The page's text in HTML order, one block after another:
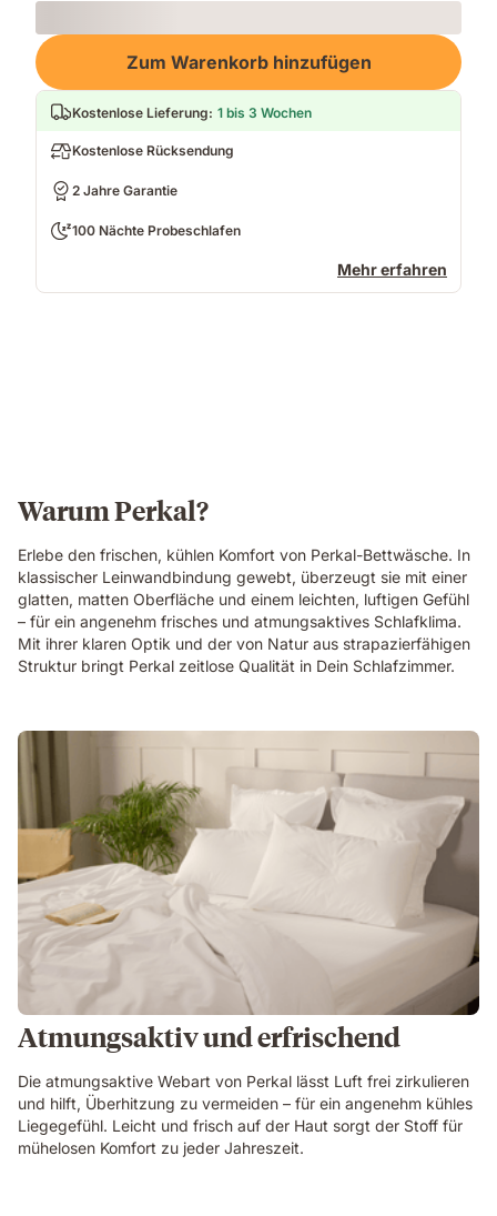
Loading
Zum Warenkorb hinzufügen
Kostenlose Lieferung: 1 bis 3 Wochen
Kostenlose Rücksendung
2 Jahre Garantie
100 Nächte Probeschlafen
Mehr erfahren
Warum Perkal?
Erlebe den frischen, kühlen Komfort von Perkal-Bettwäsche. In
klassischer Leinwandbindung gewebt, überzeugt sie mit einer
glatten, matten Oberfläche und einem leichten, luftigen Gefühl
– für ein angenehm frisches und atmungsaktives Schlafklima.
Mit ihrer klaren Optik und der von Natur aus strapazierfähigen
Struktur bringt Perkal zeitlose Qualität in Dein Schlafzimmer.
Atmungsaktiv und erfrischend
Die atmungsaktive Webart von Perkal lässt Luft frei zirkulieren
und hilft, Überhitzung zu vermeiden – für ein angenehm kühles
Liegegefühl. Leicht und frisch auf der Haut sorgt der Stoff für
mühelosen Komfort zu jeder Jahreszeit.